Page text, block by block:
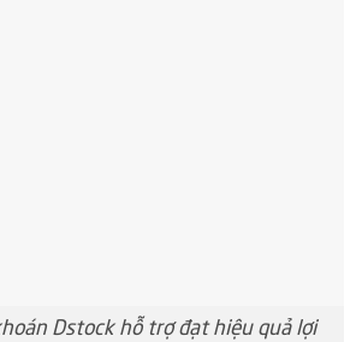
Dstock hỗ trợ đạt hiệu quả lợi